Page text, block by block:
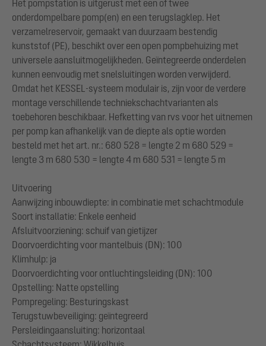
Het pompstation is uitgerust met een of twee
onderdompelbare pomp(en) en een terugslagklep. Het
verzamelreservoir, gemaakt van duurzaam bestendig
kunststof (PE), beschikt over een open pompbehuizing met
universele aansluitmogelijkheden. Geïntegreerde onderdelen
kunnen eenvoudig met snelsluitingen worden verwijderd.
Omdat het KESSEL-systeem modulair is, zijn voor de verdere
montage verschillende techniekschachtvarianten als
toebehoren beschikbaar. Hefketting van rvs voor het uitnemen
per pomp kan afhankelijk van de diepte als optie worden
besteld met het art. nr.: 680 528 = lengte 2 m 680 529 =
lengte 3 m 680 530 = lengte 4 m 680 531 = lengte 5 m
Uitvoering
Aanwijzing inbouwdiepte: in combinatie met schachtmodule
Soort installatie: Enkele eenheid
Afsluitvoorziening: schuif van gietijzer
Doorvoerdichting voor mantelbuis (DN): 100
Klimhulp: ja
Doorvoerdichting voor ontluchtingsleiding (DN): 100
Opstelling: Natte opstelling
Pompregeling: Besturingskast
Terugstuwbeveiliging: geïntegreerd
Persleidingaansluiting: horizontaal